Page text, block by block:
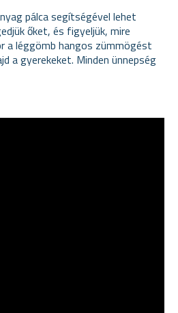
pálca segítségével lehet
őket, és figyeljük, mire
a léggömb hangos zümmögést
a gyerekeket. Minden ünnepség